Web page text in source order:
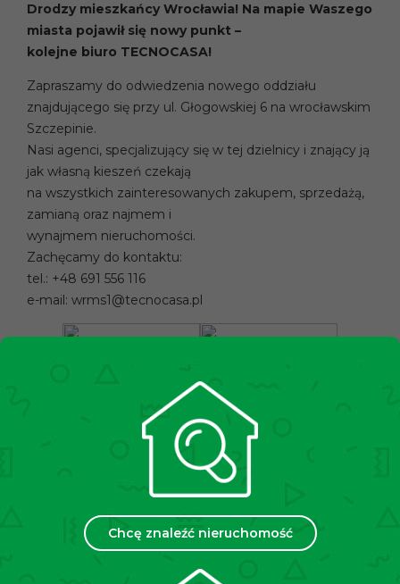
Chcę znaleźć nieruchomość
Drodzy mieszkańcy Wrocławia! Na mapie Waszego
miasta pojawił się nowy punkt –
kolejne biuro TECNOCASA!
Zapraszamy do odwiedzenia nowego oddziału
znajdującego się przy ul. Głogowskiej 6 na wrocławskim
Szczepinie.
Nasi agenci, specjalizujący się w tej dzielnicy i znający ją
jak własną kieszeń czekają
na wszystkich zainteresowanych zakupem, sprzedażą,
zamianą oraz najmem i
wynajmem nieruchomości.
Zachęcamy do kontaktu:
tel.: +48 691 556 116
e-mail: wrms1@tecnocasa.pl
Kim jesteśmy
Na świecie